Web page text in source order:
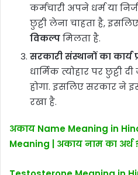
कर्मचारी अपने धर्म या
छुट्टी लेना चाहता है,
विकल्पमिलता है.
सरकारी संस्थानों का कार्य
धार्मिक त्योहार पर छुट्टी
होगा. इसलिए सरकार ने
रखा है.
अकाय Name Meaning in
Meaning | अकाय नाम का अर्थ